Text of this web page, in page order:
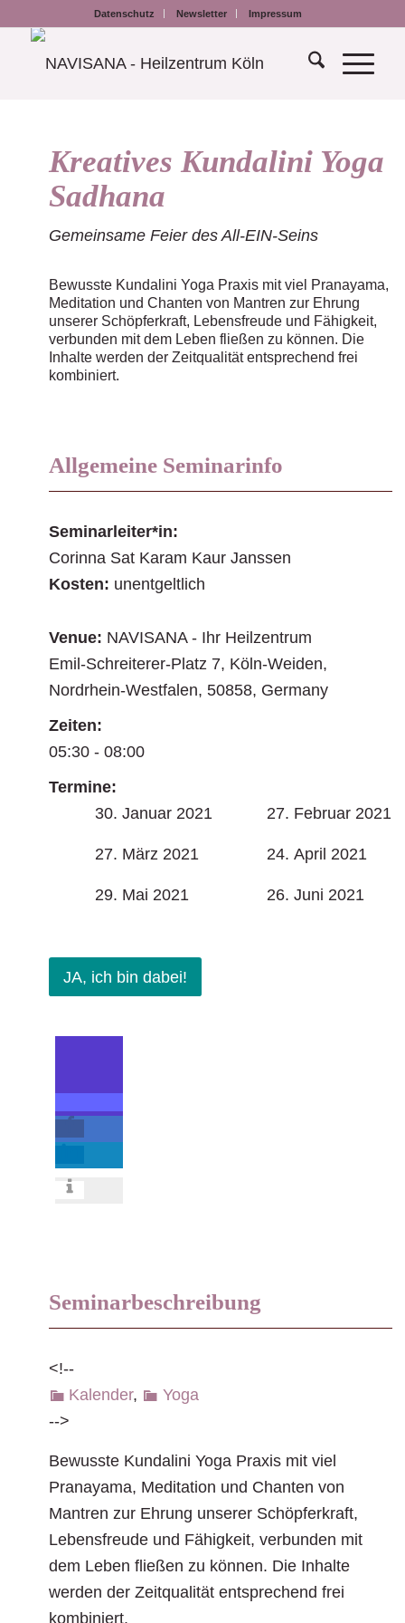
Datenschutz Newsletter Impressum
Kreatives Kundalini Yoga
Sadhana
Gemeinsame Feier des All-EIN-Seins
Bewusste Kundalini Yoga Praxis mit viel Pranayama,
Meditation und Chanten von Mantren zur Ehrung
unserer Schöpferkraft, Lebensfreude und Fähigkeit,
verbunden mit dem Leben fließen zu können. Die
Inhalte werden der Zeitqualität entsprechend frei
kombiniert.
Allgemeine Seminarinfo
Seminarleiter*in:
Corinna Sat Karam Kaur Janssen
Kosten: unentgeltlich
Venue: NAVISANA - Ihr Heilzentrum
Emil-Schreiterer-Platz 7, Köln-Weiden,
Nordrhein-Westfalen, 50858, Germany
Zeiten:
05:30 - 08:00
Termine:
30. Januar 2021
27. Februar 2021
27. März 2021 24. April 2021
29. Mai 2021 26. Juni 2021
JA, ich bin dabei!
Seminarbeschreibung
<!--
Kalender,
Yoga
-->
Bewusste Kundalini Yoga Praxis mit viel
Pranayama, Meditation und Chanten von
Mantren zur Ehrung unserer Schöpferkraft,
Lebensfreude und Fähigkeit, verbunden mit
dem Leben fließen zu können. Die Inhalte
werden der Zeitqualität entsprechend frei
kombiniert.